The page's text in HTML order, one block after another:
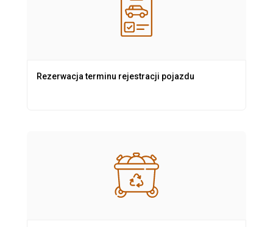
Rezerwacja terminu rejestracji pojazdu